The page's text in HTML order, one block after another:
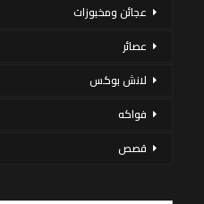
عجائن ومخبوزات
عصائر
لانش بوكس
فواكه
قصص